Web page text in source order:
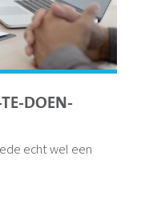
DOEN-
echt wel een